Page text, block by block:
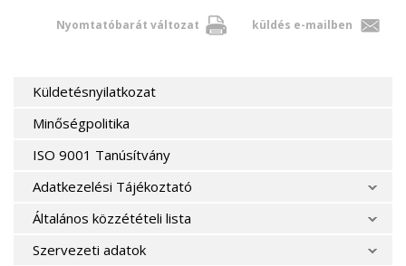
Nyomtatóbarát változat küldés e-mailben
Küldetésnyilatkozat
Minőségpolitika
ISO 9001 Tanúsítvány
Adatkezelési Tájékoztató
Általános közzétételi lista
Szervezeti adatok